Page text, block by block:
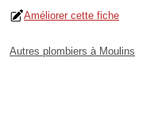
Améliorer cette fiche
Autres plombiers à Moulins